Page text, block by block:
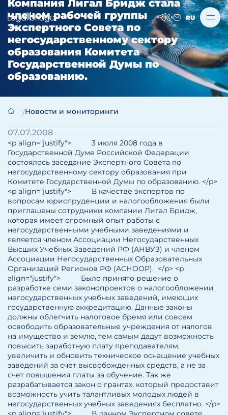
RU
Компания Лигал Бридж стала
членом рабочей группы
Экспертного Совета по
негосударственному сектору
образования Комитета
Государственной Думы по
образованию.
Новости и мониторинги
07.07.2008
<p align="justify"> 3 июля 2008 года в
Государственной Думе Российской Федерации
состоялось заседание Экспертного Совета по
негосударственному сектору образования при
Комитете Государственной Думы по образованию. </p>
<p align="justify"> В качестве экспертов по
вопросам юриспруденции и налогообложения были
приглашены сотрудники компании Лигал Бридж,
которая имеет огромный опыт работы с
негосударственными учебными заведениями и
является членом Ассоциации Негосударственных
Высших Учебных Заведений РФ (АНВУЗ) и членом
Ассоциации Негосударственных Образовательных
Организаций Регионов РФ (АСНООР). </p> <p
align="justify"> Было принято решение о
разработке семи законопроектов о налогообложении
негосударственных учебных заведений, имеющих
государственную аккредитацию. Данные законы
должны облегчить налоговое бремя или совсем
освободить образовательные учреждения от налогов
на имущество и землю, тем самым дадут возможность
повысить заработную плату преподавателям,
увеличить и обновить техническое оснащение учебных
заведений за счет высвобожденных средств, а не за
счет повышения платы за обучение. Так же
разрабатывается закон о грантах, который предоставит
возможность учить талантливых молодых людей в
негосударственных учебных заведениях бесплатно. </p>